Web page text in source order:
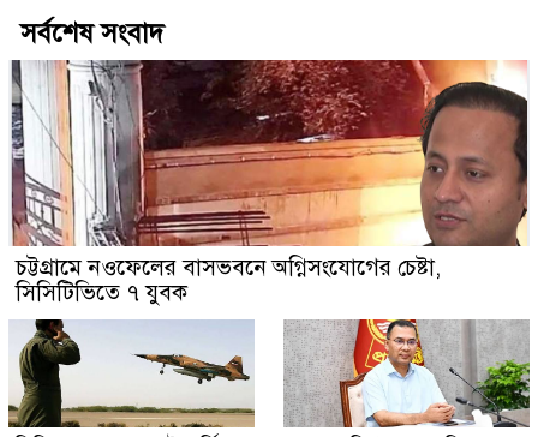
সর্বশেষ সংবাদ
চট্টগ্রামে নওফেলের বাসভবনে অগ্নিসংযোগের চেষ্টা,
সিসিটিভিতে ৭ যুবক